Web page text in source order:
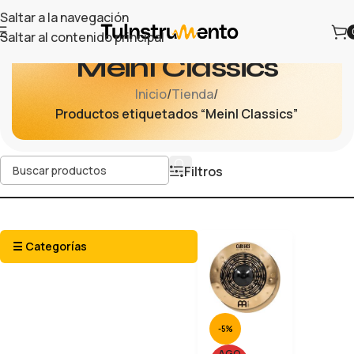
Saltar a la navegación
Saltar al contenido principal
Meinl Classics
Inicio/Tienda/
Productos etiquetados “Meinl Classics”
Filtros
☰ Categorías
-5%